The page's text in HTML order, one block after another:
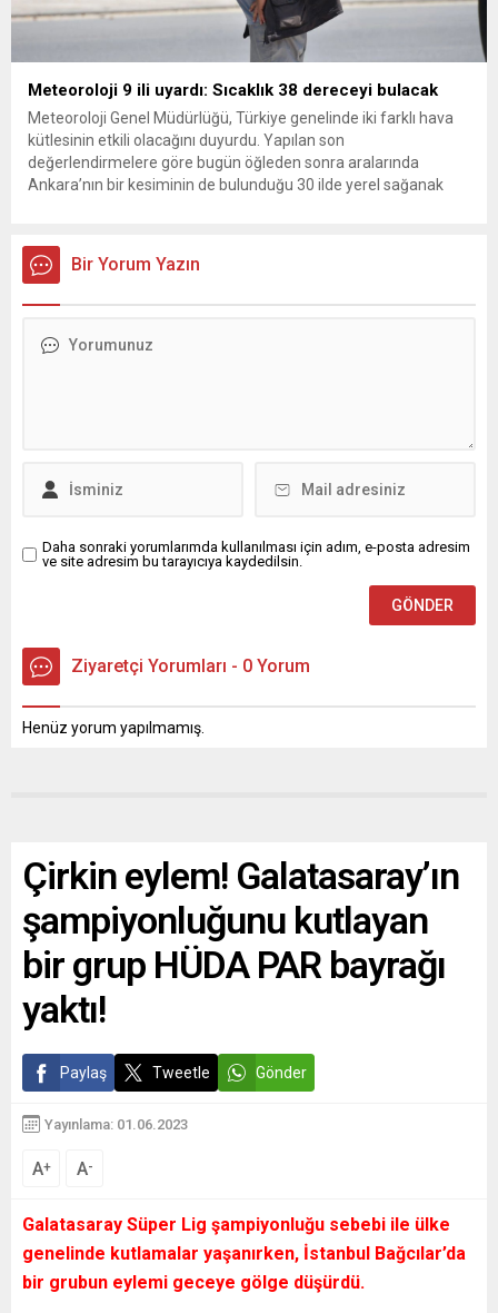
Meteoroloji 9 ili uyardı: Sıcaklık 38 dereceyi bulacak
Meteoroloji Genel Müdürlüğü, Türkiye genelinde iki farklı hava
kütlesinin etkili olacağını duyurdu. Yapılan son
değerlendirmelere göre bugün öğleden sonra aralarında
Ankara’nın bir kesiminin de bulunduğu 30 ilde yerel sağanak
üzerine çıkarak yaz değerlerine ulaşacak. Ayrıca...
Bir Yorum Yazın
Daha sonraki yorumlarımda kullanılması için adım, e-posta adresim
ve site adresim bu tarayıcıya kaydedilsin.
Ziyaretçi Yorumları - 0 Yorum
Henüz yorum yapılmamış.
Çirkin eylem! Galatasaray’ın
şampiyonluğunu kutlayan
bir grup HÜDA PAR bayrağı
yaktı!
Paylaş Tweetle Gönder
Yayınlama: 01.06.2023
A+ A-
Galatasaray Süper Lig şampiyonluğu sebebi ile ülke
genelinde kutlamalar yaşanırken, İstanbul Bağcılar’da
bir grubun eylemi geceye gölge düşürdü.